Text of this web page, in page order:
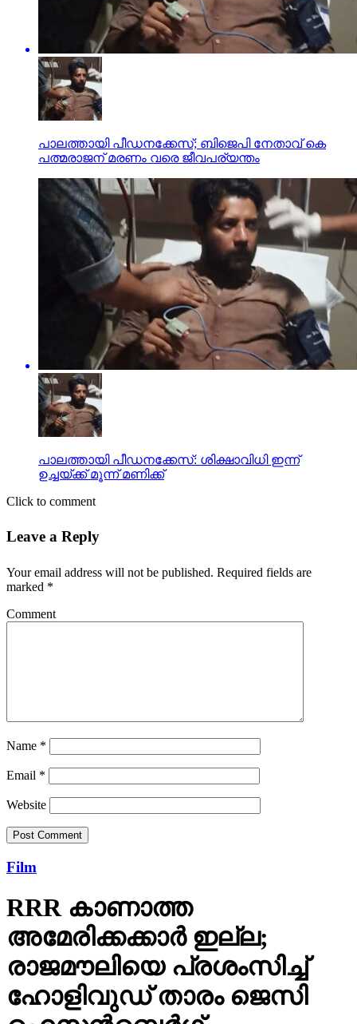
പാലത്തായി പീഡനക്കേസ്; ബിജെപി നേതാവ് കെ
പത്മരാജന് മരണം വരെ ജീവപര്യന്തം
പാലത്തായി പീഡനക്കേസ്: ശിക്ഷാവിധി ഇന്ന്
ഉച്ചയ്ക്ക് മൂന്ന് മണിക്ക്
Click to comment
Leave a Reply
Your email address will not be published. Required fields are
marked *
Comment
Name *
Email *
Website
Film
RRR കാണാത്ത
അമേരിക്കക്കാര്‍ ഇല്ല;
രാജമൗലിയെ പ്രശംസിച്ച്
ഹോളിവുഡ് താരം ജെസി